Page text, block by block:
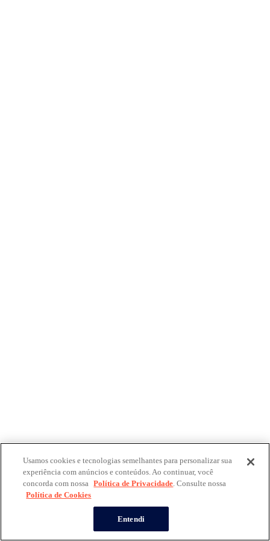
Usamos cookies e tecnologias semelhantes para personalizar sua
experiência com anúncios e conteúdos. Ao continuar, você
concorda com nossa Política de Privacidade. Consulte nossa
Política de Cookies
Entendi